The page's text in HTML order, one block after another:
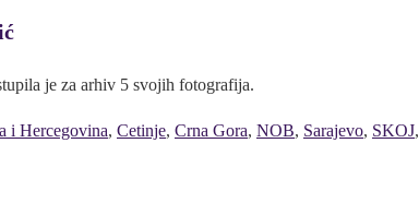
je za arhiv 5 svojih fotografija.
i Hercegovina, Cetinje, Crna Gora, NOB, Sarajevo, SKOJ,